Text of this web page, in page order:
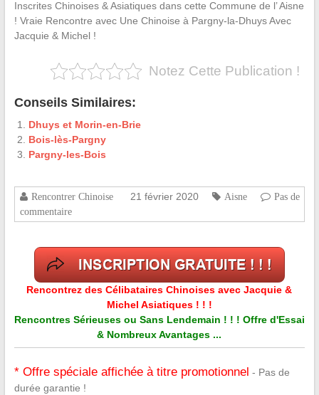
Inscrites Chinoises & Asiatiques dans cette Commune de l’ Aisne
! Vraie Rencontre avec Une Chinoise à Pargny-la-Dhuys Avec
Jacquie & Michel !
Notez Cette Publication !
Conseils Similaires:
Dhuys et Morin-en-Brie
Bois-lès-Pargny
Pargny-les-Bois
Rencontrer Chinoise 21 février 2020 Aisne
Pas de
commentaire
Rencontrez des Célibataires Chinoises avec Jacquie &
Michel Asiatiques ! ! !
Rencontres Sérieuses ou Sans Lendemain ! ! ! Offre d'Essai
& Nombreux Avantages ...
* Offre spéciale affichée à titre promotionnel - Pas de
durée garantie !